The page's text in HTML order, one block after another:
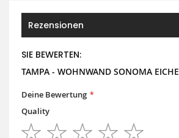
Rezensionen
SIE BEWERTEN:
TAMPA - WOHNWAND SONOMA EICHE
Deine Bewertung
Quality